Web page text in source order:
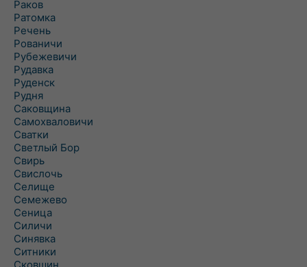
Раков
Ратомка
Речень
Рованичи
Рубежевичи
Рудавка
Руденск
Рудня
Саковщина
Самохваловичи
Сватки
Светлый Бор
Свирь
Свислочь
Селище
Семежево
Сеница
Силичи
Синявка
Ситники